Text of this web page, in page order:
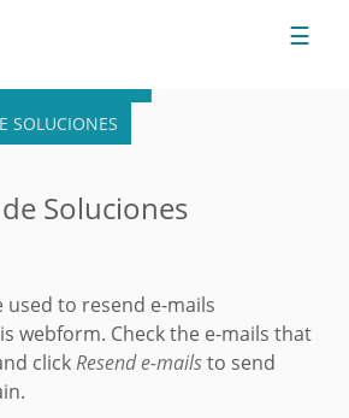
SOLUCIONES
Soluciones
used to resend e-mails
webform. Check the e-mails that
clickResend e-mailsto send
☰